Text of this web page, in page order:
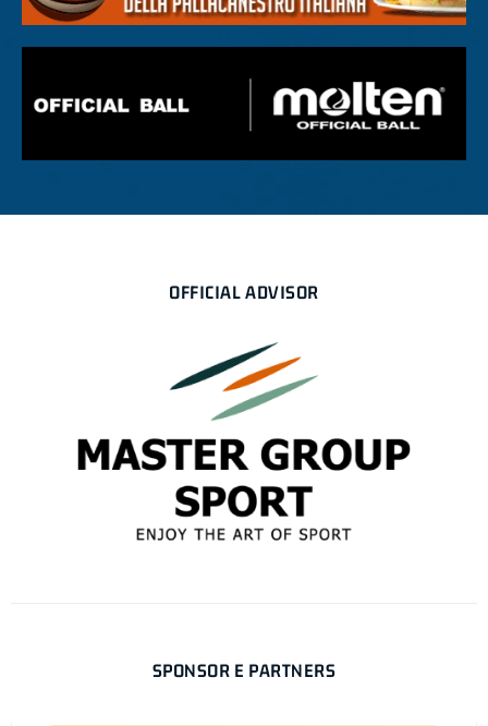
OFFICIAL ADVISOR
SPONSOR E PARTNERS